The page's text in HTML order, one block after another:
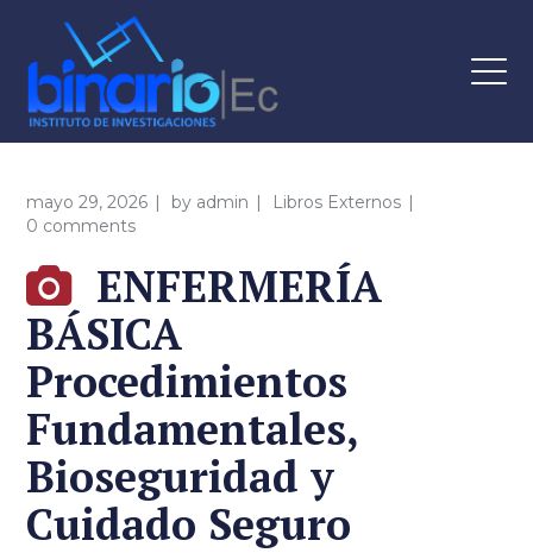
mayo 29, 2026 by admin
Libros Externos
0 comments
ENFERMERÍA
BÁSICA
Procedimientos
Fundamentales,
Bioseguridad y
Cuidado Seguro